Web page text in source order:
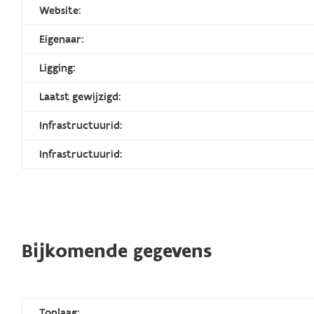
Website:
Eigenaar:
Ligging:
Laatst gewijzigd:
Infrastructuurid:
Infrastructuurid:
Bijkomende gegevens